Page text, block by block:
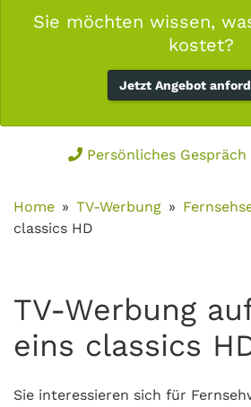
Sie möchten wissen,
kostet?
Jetzt Angebot
Persönliches
Home TV-Werbung
classics HD
TV-Werbung
eins classics
Sie interessieren sich für